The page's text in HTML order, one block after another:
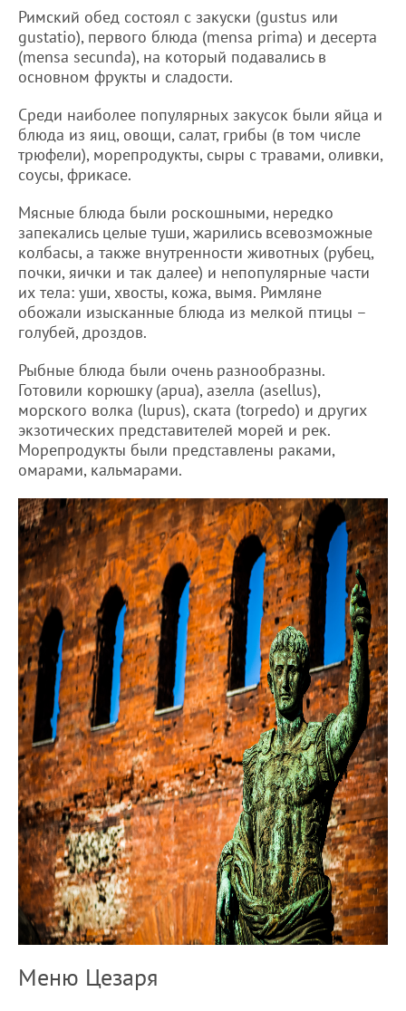
Римский обед состоял с закуски (gustus или
gustatio), первого блюда (mensa prima) и десерта
(mensa secunda), на который подавались в
основном фрукты и сладости.
Среди наиболее популярных закусок были яйца и
блюда из яиц, овощи, салат, грибы (в том числе
трюфели), морепродукты, сыры с травами, оливки,
соусы, фрикасе.
Мясные блюда были роскошными, нередко
запекались целые туши, жарились всевозможные
колбасы, а также внутренности животных (рубец,
почки, яички и так далее) и непопулярные части
их тела: уши, хвосты, кожа, вымя. Римляне
обожали изысканные блюда из мелкой птицы –
голубей, дроздов.
Рыбные блюда были очень разнообразны.
Готовили корюшку (apua), азелла (asellus),
морского волка (lupus), ската (torpedo) и других
экзотических представителей морей и рек.
Морепродукты были представлены раками,
омарами, кальмарами.
Меню Цезаря